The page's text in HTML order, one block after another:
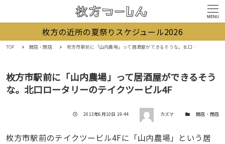
MENU
枚方の近所の夏祭りスケジュール2026
TOP 開店・閉店 枚方市駅前に「山内農場」って居酒屋ができるそうな。北口ロータリーのテイクツービル4F
枚方市駅前に「山内農場」って居酒屋ができるそう
な。北口ロータリーのテイクツービル4F
投稿日
2013年6月10日 19:44 著者 カズマ カテゴリー開店・閉店
枚方市駅前のテイクツービル4Fに「山内農場」という居